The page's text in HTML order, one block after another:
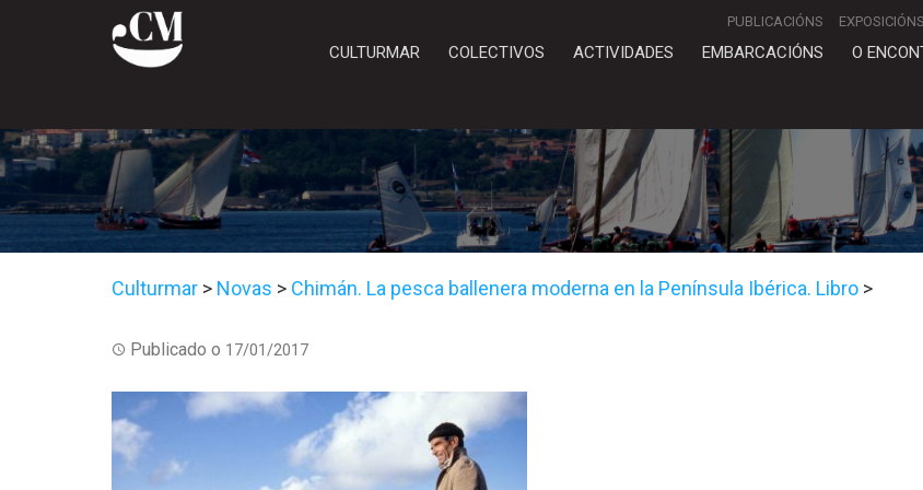
PUBLICACIÓNS EXPOSICIÓNS
CULTURMAR COLECTIVOS ACTIVIDADES EMBARCACIÓNS O
Culturmar > Novas > Chimán. La pesca ballenera moderna en la Península Ibérica. Libro >
Publicado o 17/01/2017